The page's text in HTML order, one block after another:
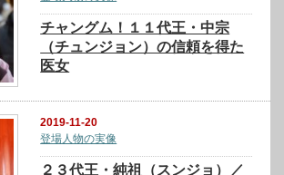
チャングム！１１代王・中宗
（チュンジョン）の信頼を得た
医女
2019-11-20
登場人物の実像
２３代王・純祖（スンジョ）／